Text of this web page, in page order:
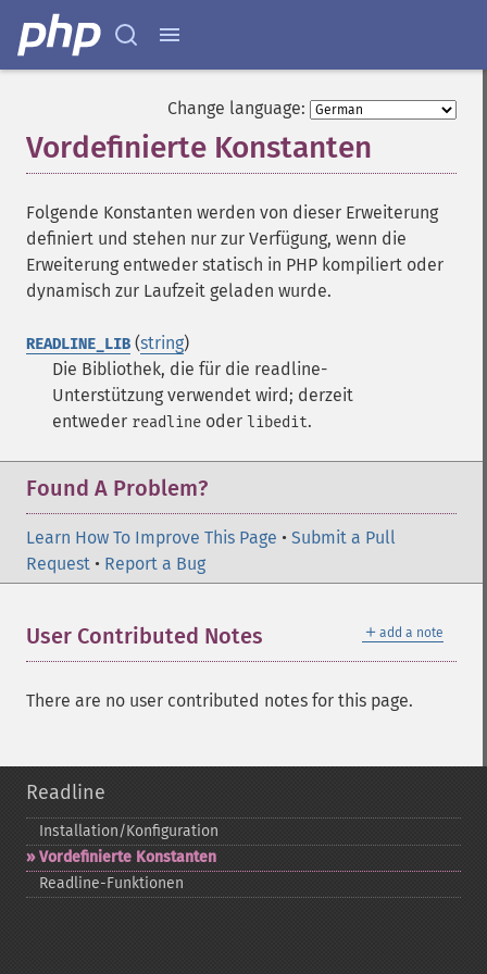
Change language:
Vordefinierte Konstanten
Folgende Konstanten werden von dieser Erweiterung
definiert und stehen nur zur Verfügung, wenn die
Erweiterung entweder statisch in PHP kompiliert oder
dynamisch zur Laufzeit geladen wurde.
READLINE_LIB (string)
Die Bibliothek, die für die readline-
Unterstützung verwendet wird; derzeit
entweder readline oder libedit.
Found A Problem?
Learn How To Improve This Page • Submit a Pull
Request • Report a Bug
＋ add a note
User Contributed Notes
There are no user contributed notes for this page.
Readline
Installation/Konfiguration
Vordefinierte Konstanten
Readline-​Funktionen